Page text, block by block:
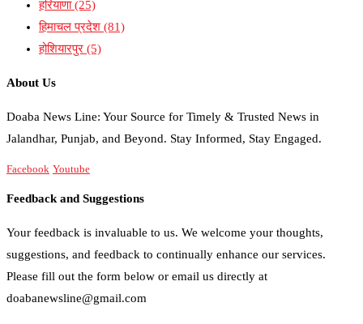
हरियाणा(25)
हिमाचल प्रदेश (81)
होशियारपुर (5)
About Us
Doaba News Line: Your Source for Timely & Trusted News in
Jalandhar, Punjab, and Beyond. Stay Informed, Stay Engaged.
Facebook Youtube
Feedback and Suggestions
Your feedback is invaluable to us. We welcome your thoughts,
suggestions, and feedback to continually enhance our services.
Please fill out the form below or email us directly at
doabanewsline@gmail.com